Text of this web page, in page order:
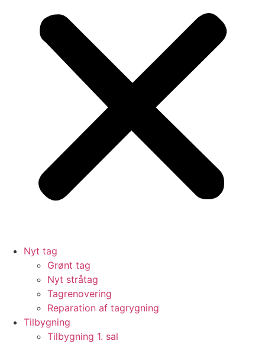
Nyt tag
Grønt tag
Nyt stråtag
Tagrenovering
Reparation af tagrygning
Tilbygning
Tilbygning 1. sal